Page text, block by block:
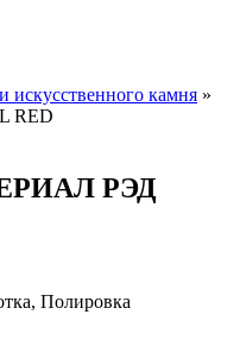
искусственного камня »
RED
РЭД
Полировка